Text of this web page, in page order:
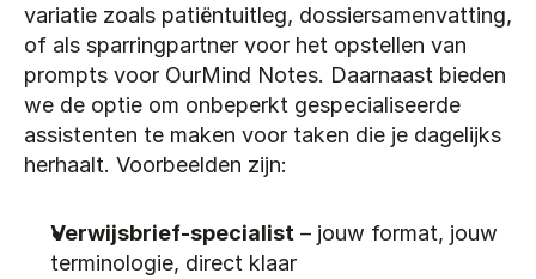
variatie zoals patiëntuitleg, dossiersamenvatting,
of als sparringpartner voor het opstellen van
prompts voor OurMind Notes. Daarnaast bieden
we de optie om onbeperkt gespecialiseerde
assistenten te maken voor taken die je dagelijks
herhaalt. Voorbeelden zijn:
Verwijsbrief-specialist – jouw format, jouw
terminologie, direct klaar